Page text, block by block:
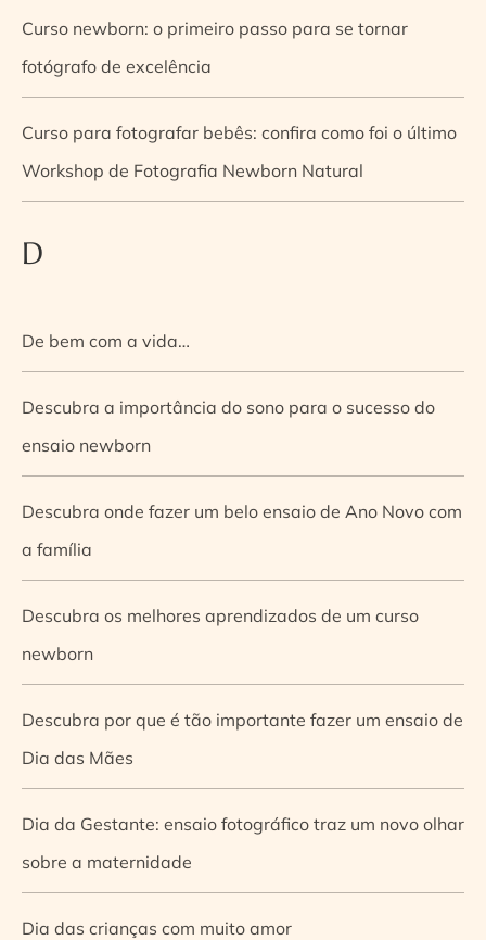
Curso newborn: o primeiro passo para se tornar
fotógrafo de excelência
Curso para fotografar bebês: confira como foi o último
Workshop de Fotografia Newborn Natural
D
De bem com a vida…
Descubra a importância do sono para o sucesso do
ensaio newborn
Descubra onde fazer um belo ensaio de Ano Novo com
a família
Descubra os melhores aprendizados de um curso
newborn
Descubra por que é tão importante fazer um ensaio de
Dia das Mães
Dia da Gestante: ensaio fotográfico traz um novo olhar
sobre a maternidade
Dia das crianças com muito amor